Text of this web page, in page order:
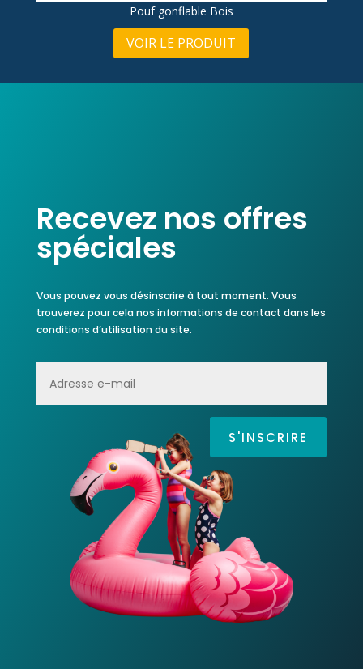
Pouf gonflable Bois
VOIR LE PRODUIT
Recevez nos offres
spéciales
Vous pouvez vous désinscrire à tout moment. Vous
trouverez pour cela nos informations de contact dans les
conditions d’utilisation du site.
S'INSCRIRE